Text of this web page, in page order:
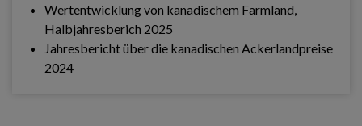
Wertentwicklung von kanadischem Farmland,
Halbjahresberich 2025
Jahresbericht über die kanadischen Ackerlandpreise
2024